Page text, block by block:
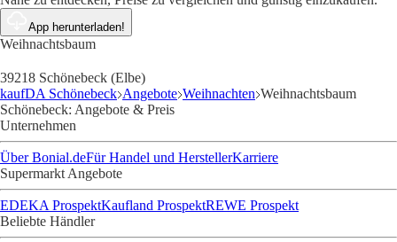
App herunterladen!
Weihnachtsbaum
39218 Schönebeck (Elbe)
kaufDA Schönebeck Angebote Weihnachten Weihnachtsbaum
Schönebeck: Angebote & Preis
Unternehmen
Über Bonial.deFür Handel und HerstellerKarriere
Supermarkt Angebote
EDEKA ProspektKaufland ProspektREWE Prospekt
Beliebte Händler